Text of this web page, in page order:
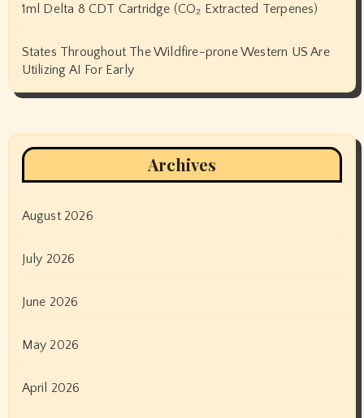
1ml Delta 8 CDT Cartridge (CO₂ Extracted Terpenes)
States Throughout The Wildfire-prone Western US Are
Utilizing AI For Early
Archives
August 2026
July 2026
June 2026
May 2026
April 2026